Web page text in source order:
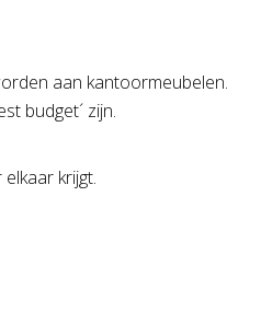
aan kantoormeubelen.
budget´ zijn.
krijgt.